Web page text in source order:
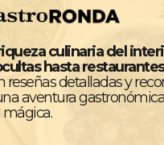
culinaria del
hasta
reseñas detalladas y
aventura
mágica.